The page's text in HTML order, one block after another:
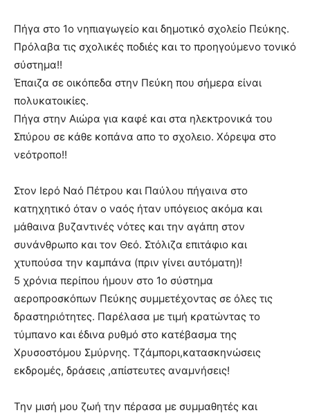
Πήγα στο 1ο νηπιαγωγείο και δημοτικό σχολείο Πεύκης.
Πρόλαβα τις σχολικές ποδιές και το προηγούμενο τονικό
σύστημα!!
Έπαιζα σε οικόπεδα στην Πεύκη που σήμερα είναι
πολυκατοικίες.
Πήγα στην Αιώρα για καφέ και στα ηλεκτρονικά του
Σπύρου σε κάθε κοπάνα απο το σχολειο. Χόρεψα στο
νεότροπο!!
Στον Ιερό Ναό Πέτρου και Παύλου πήγαινα στο
κατηχητικό όταν ο ναός ήταν υπόγειος ακόμα και
μάθαινα βυζαντινές νότες και την αγάπη στον
συνάνθρωπο και τον Θεό. Στόλιζα επιτάφιο και
χτυπούσα την καμπάνα (πριν γίνει αυτόματη)!
5 χρόνια περίπου ήμουν στο 1ο σύστημα
αεροπροσκόπων Πεύκης συμμετέχοντας σε όλες τις
δραστηριότητες. Παρέλασα με τιμή κρατώντας το
τύμπανο και έδινα ρυθμό στο κατέβασμα της
Χρυσοστόμου Σμύρνης. Τζάμπορι,κατασκηνώσεις
εκδρομές, δράσεις ,απίστευτες αναμνήσεις!
Την μισή μου ζωή την πέρασα με συμμαθητές και